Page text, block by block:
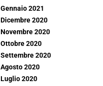
Gennaio 2021
Dicembre 2020
Novembre 2020
Ottobre 2020
Settembre 2020
Agosto 2020
Luglio 2020